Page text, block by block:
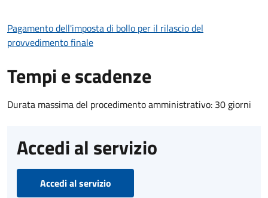
Pagamento dell'imposta di bollo per il rilascio del
provvedimento finale
Tempi e scadenze
Durata massima del procedimento amministrativo: 30 giorni
Accedi al servizio
Accedi al servizio